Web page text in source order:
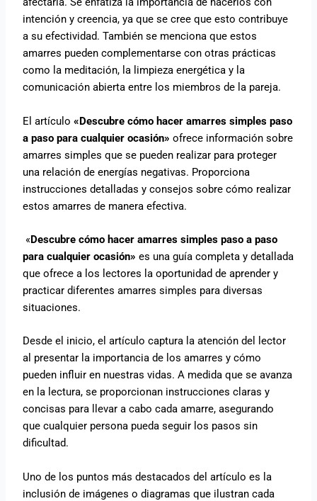
intención y creencia, ya que se cree que esto contribuye
a su efectividad. También se menciona que estos
amarres pueden complementarse con otras prácticas
como la meditación, la limpieza energética y la
comunicación abierta entre los miembros de la pareja.
El artículo «Descubre cómo hacer amarres simples paso
a paso para cualquier ocasión» ofrece información sobre
amarres simples que se pueden realizar para proteger
una relación de energías negativas. Proporciona
instrucciones detalladas y consejos sobre cómo realizar
estos amarres de manera efectiva.
«Descubre cómo hacer amarres simples paso a paso
para cualquier ocasión» es una guía completa y detallada
que ofrece a los lectores la oportunidad de aprender y
practicar diferentes amarres simples para diversas
situaciones.
Desde el inicio, el artículo captura la atención del lector
al presentar la importancia de los amarres y cómo
pueden influir en nuestras vidas. A medida que se avanza
en la lectura, se proporcionan instrucciones claras y
concisas para llevar a cabo cada amarre, asegurando
que cualquier persona pueda seguir los pasos sin
dificultad.
Uno de los puntos más destacados del artículo es la
inclusión de imágenes o diagramas que ilustran cada